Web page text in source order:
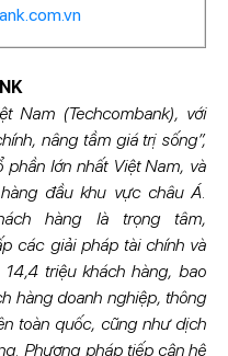
Nam (Techcombank), với
nâng tầm giá trị sống”,
lớn nhất Việt Nam, và
đầu khu vực châu Á.
hàng là trọng tâm,
các giải pháp tài chính và
triệu khách hàng, bao
hàng doanh nghiệp, thông
toàn quốc, cũng như dịch
Phương pháp tiếp cận hệ